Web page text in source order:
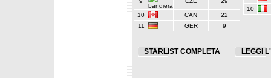
10 CAN
22
11
GER 9
10
STARLIST COMPLETA LEGGI